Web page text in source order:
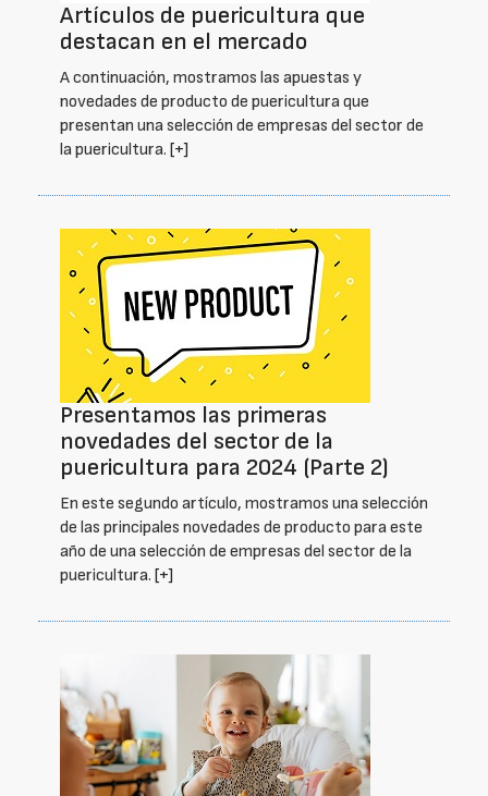
Artículos de puericultura que
destacan en el mercado
A continuación, mostramos las apuestas y
novedades de producto de puericultura que
presentan una selección de empresas del sector de
la puericultura. [+]
Presentamos las primeras
novedades del sector de la
puericultura para 2024 (Parte 2)
En este segundo artículo, mostramos una selección
de las principales novedades de producto para este
año de una selección de empresas del sector de la
puericultura. [+]